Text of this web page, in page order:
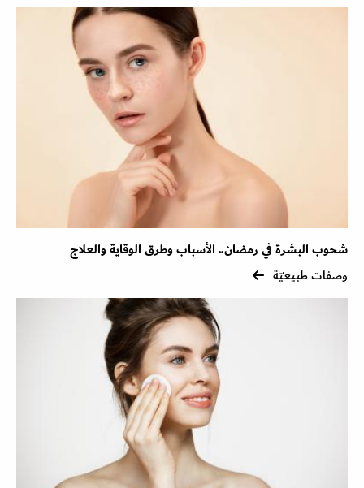
شحوب البشرة في رمضان.. الأسباب وطرق الوقاية والعلاج
وصفات طبيعيّة